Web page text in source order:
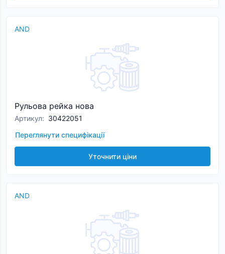
AND
Рульова рейка нова
Артикул: 30422051
Переглянути специфікації
Уточнити ціни
AND